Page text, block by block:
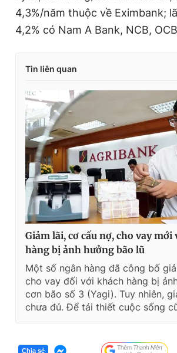
4,3%/năm thuộc về Eximbank;
4,2% có Nam A Bank, NCB,
Tin liên quan
Giảm lãi, cơ cấu nợ, cho vay mới
hàng bị ảnh hưởng bão lũ
Một số ngân hàng đã công bố
cho vay đối với khách hàng bị
cơn bão số 3 (Yagi). Tuy nhiên,
chưa đủ. Để tái thiết cuộc sống
Chia sẻ